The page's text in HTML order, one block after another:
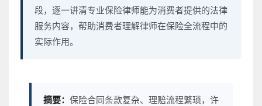
段，逐一讲清专业保险律师能为消费者提供的法律
服务内容，帮助消费者理解律师在保险全流程中的
实际作用。
摘要： 保险合同条款复杂、理赔流程繁琐，许